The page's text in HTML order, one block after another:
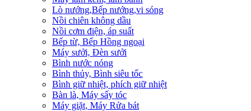
Lò nướng,Bếp nướng,vi sóng
Nồi chiên không dầu
Nồi cơm điện, áp suất
Bếp từ, Bếp Hồng ngoại
Máy sưởi, Đèn sưởi
Bình nước nóng
Bình thủy, Bình siêu tốc
Bình giữ nhiệt, phích giữ nhiệt
Bàn là, Máy sấy tóc
Máy giặt, Máy Rửa bát